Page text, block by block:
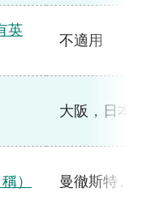
英
不適用
大阪，日本
） 曼徹斯特 , 英